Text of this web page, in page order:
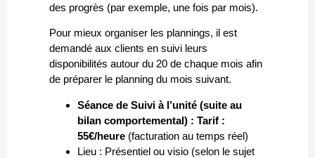
des progrès (par exemple, une fois par mois).
Pour mieux organiser les plannings, il est
demandé aux clients en suivi leurs
disponibilités autour du 20 de chaque mois afin
de préparer le planning du mois suivant.
Séance de Suivi à l’unité (suite au
bilan comportemental) : Tarif :
55€/heure (facturation au temps réel)
Lieu : Présentiel ou visio (selon le sujet